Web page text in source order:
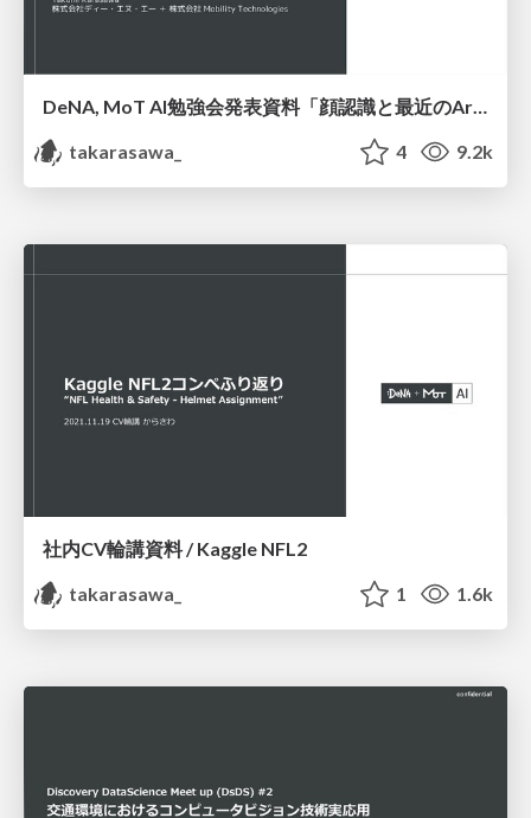
DeNA, MoT AI勉強会発表資料「顔認識と最近のArcFaceまわりと」 / Face Recognition & ArcFace papers
takarasawa_
4 9.2k
社内CV輪講資料 / Kaggle NFL2
takarasawa_
1 1.6k